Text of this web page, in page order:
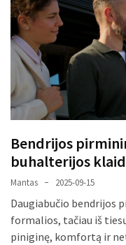
Bendrijos
buhalterijos
Mantas 2025-09-15
Daugiabučio bendrijos
formalios, tačiau iš
piniginę, komfortą ir